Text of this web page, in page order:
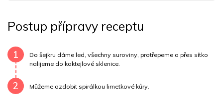
Uhlovodany 3 g Cholesterol0 mg Draslík
Vláknina 80 mg Vitamín A 80 mg Vitamín B6
Vitamín B12
Postup přípravy receptu
1
Do šejkru dáme led, všechny suroviny, protřepeme a přes sítko
nalijeme do koktejlové sklenice.
2 Můžeme ozdobit spirálkou limetkové kůry.